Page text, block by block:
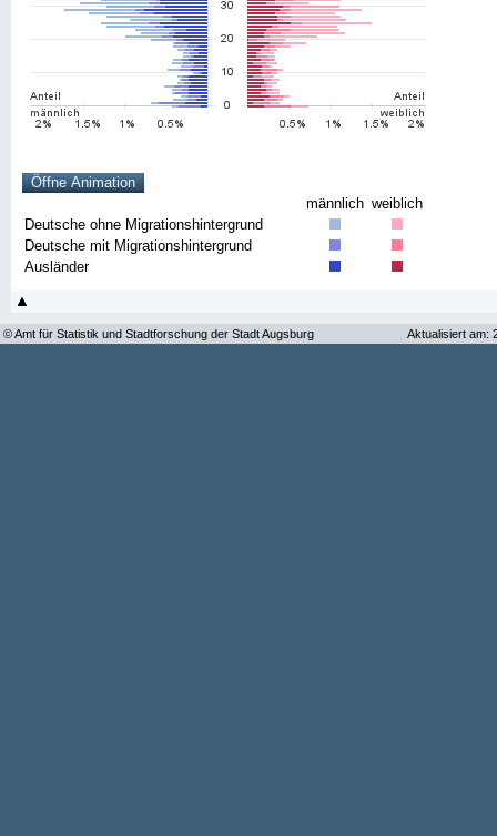
männlich weiblich
Deutsche ohne Migrationshintergrund
Deutsche mit Migrationshintergrund
Ausländer
© Amt für Statistik und Stadtforschung der Stadt Augsburg Aktualisiert am: